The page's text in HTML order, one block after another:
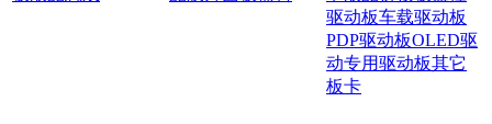
驱动板车载驱动板
PDP驱动板OLED驱
动专用驱动板其它
板卡